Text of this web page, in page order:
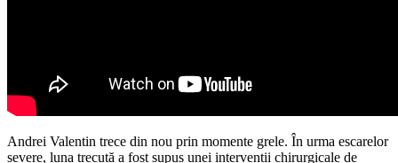
Andrei Valentin trece din nou prin momente grele. În urma escarelor
severe, luna trecută a fost supus unei intervenții chirurgicale de